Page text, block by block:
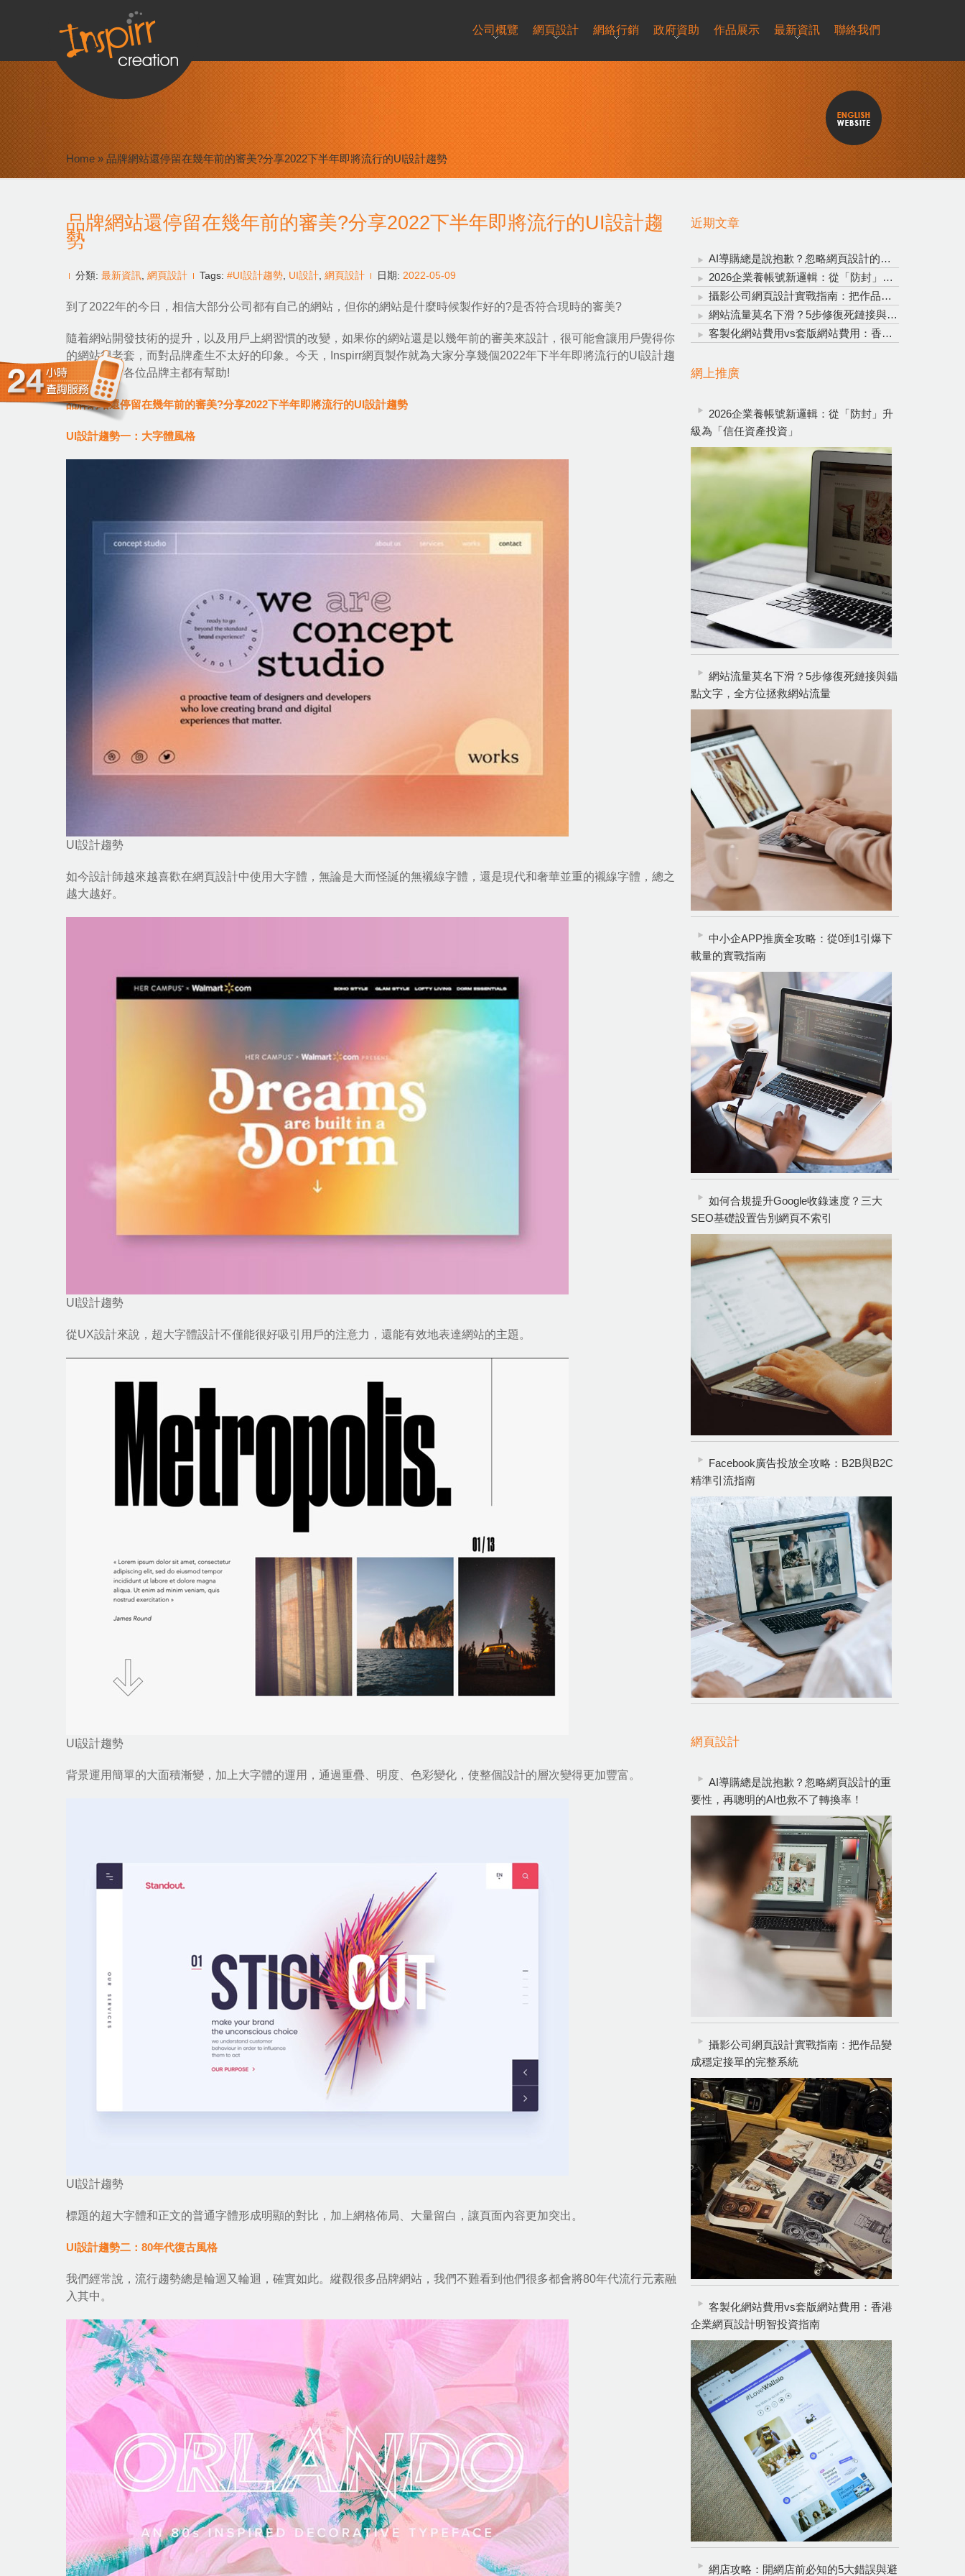
公司概覽 網頁設計 網絡行銷 政府資助 作品展示 最新資訊 聯絡我們
Home» 品牌網站還停留在幾年前的審美?分享2022下半年即將流行的UI設計趨勢
近期文章
AI導購總是說抱歉？忽略網頁設計的重要性，再聰明的AI也救不了轉換率！
2026企業養帳號新邏輯：從「防封」升級為「信任資產投資」
攝影公司網頁設計實戰指南：把作品變成穩定接單的完整系統
網站流量莫名下滑？5步修復死鏈接與錨點文字，全方位拯救網站流量
客製化網站費用vs套版網站費用：香港企業網頁設計明智投資指南
網上推廣
2026企業養帳號新邏輯：從「防封」升
級為「信任資產投資」
網站流量莫名下滑？5步修復死鏈接與錨
點文字，全方位拯救網站流量
中小企APP推廣全攻略：從0到1引爆下
載量的實戰指南
如何合規提升Google收錄速度？三大
SEO基礎設置告別網頁不索引
Facebook廣告投放全攻略：B2B與B2C
精準引流指南
網頁設計
AI導購總是說抱歉？忽略網頁設計的重
要性，再聰明的AI也救不了轉換率！
攝影公司網頁設計實戰指南：把作品變
成穩定接單的完整系統
客製化網站費用vs套版網站費用：香港
企業網頁設計明智投資指南
網店攻略：開網店前必知的5大錯誤與避
品牌網站還停留在幾年前的審美?分享2022下半年即將流行的UI設計趨
勢
分類: 最新資訊 網頁設計 Tags: #UI設計趨勢 UI設計 網頁設計 日期: 2022-05-09
到了2022年的今日，相信大部分公司都有自己的網站，但你的網站是什麼時候製作好的?是否符合現時的審美?
隨着網站開發技術的提升，以及用戶上網習慣的改變，如果你的網站還是以幾年前的審美來設計，很可能會讓用戶覺得你
的網站很老套，而對品牌產生不太好的印象。今天，
Inspirr網頁製作就為大家分享幾個2022年下半年即將流行的UI設計趨
勢
，希望對各位品牌主都有幫助!
品牌網站還停留在幾年前的審美?分享2022下半年即將流行的UI設計趨勢
UI設計趨勢一：大字體風格
UI設計趨勢
如今設計師越來越喜歡在網頁設計中使用大字體，無論是大而怪誕的無襯線字體，還是現代和奢華並重的襯線字體，總之
越大越好。
UI設計趨勢
從UX設計來說，超大字體設計不僅能很好吸引用戶的注意力，還能有效地表達網站的主題。
UI設計趨勢
背景運用簡單的大面積漸變，加上大字體的運用，通過重疊、明度、色彩變化，使整個設計的層次變得更加豐富。
UI設計趨勢
標題的超大字體和正文的普通字體形成明顯的對比，加上網格佈局、大量留白，讓頁面內容更加突出。
UI設計趨勢二：80年代復古風格
我們經常說，流行趨勢總是輪迴又輪迴，確實如此。縱觀很多品牌網站，我們不難看到他們很多都會將80年代流行元素融
入其中。